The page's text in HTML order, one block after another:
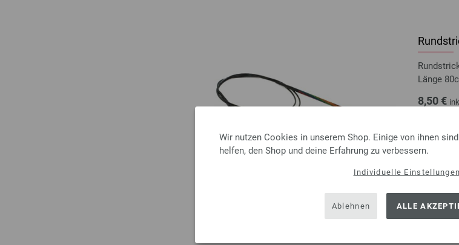
Wir nutzen Cookies in unserem Shop. Einige von ihnen
helfen, den Shop und deine Erfahrung zu verbessern.
Individuelle Einstellungen
Ablehnen ALLE
Länge
8,50 €